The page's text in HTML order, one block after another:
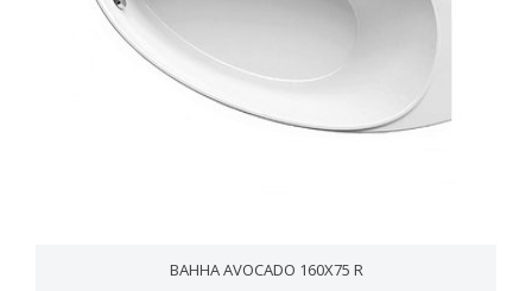
ВАННА AVOCADO 160X75 R